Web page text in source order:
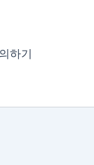
하기